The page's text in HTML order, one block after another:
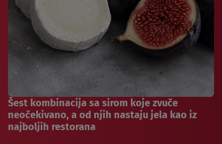
Šest kombinacija sa sirom koje zvuče
neočekivano, a od njih nastaju jela kao iz
najboljih restorana